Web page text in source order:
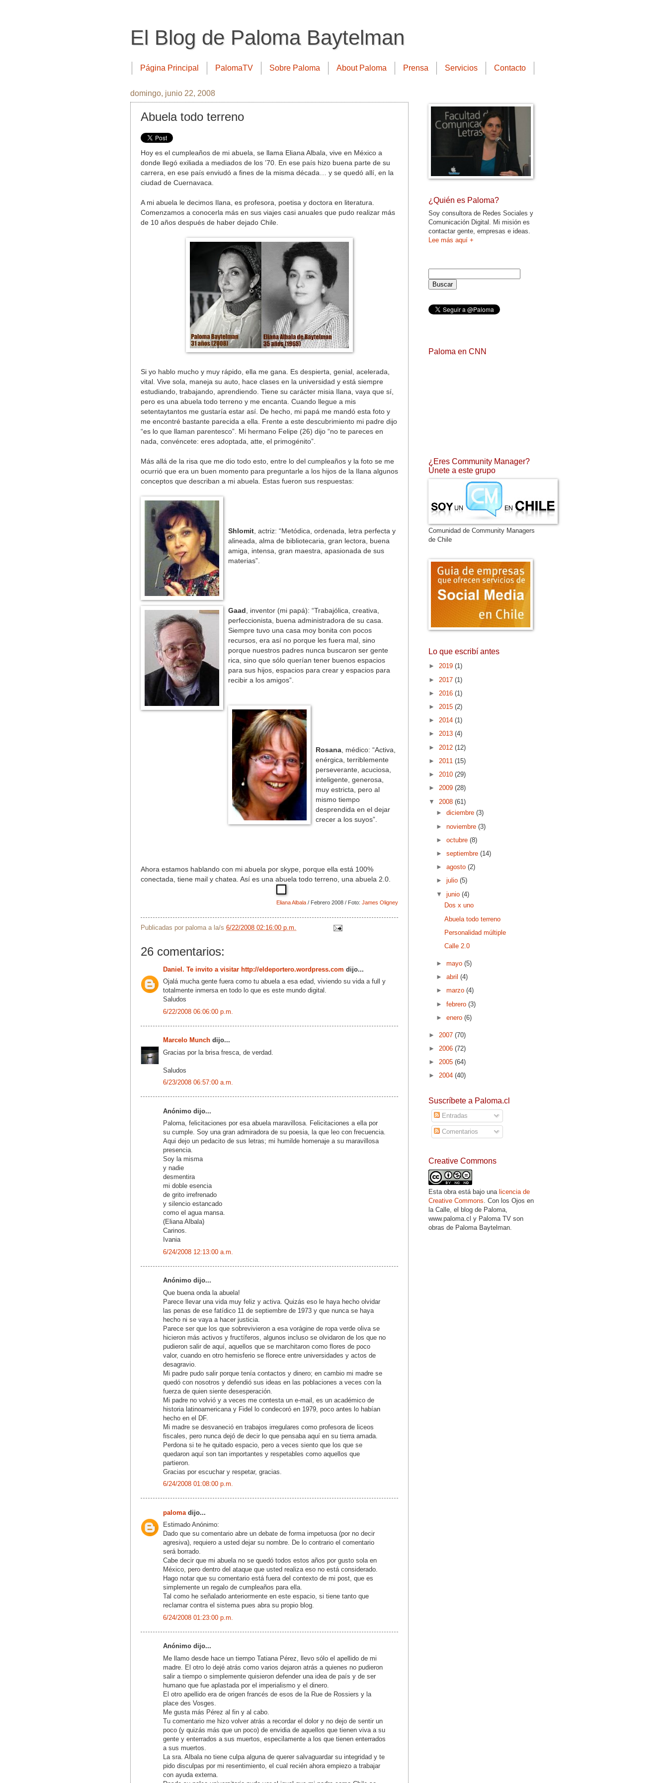
El Blog de Paloma Baytelman
Página Principal PalomaTV Sobre Paloma About Paloma Prensa Servicios Contacto
domingo, junio 22, 2008
Abuela todo terreno
Hoy es el cumpleaños de mi abuela, se llama Eliana Albala, vive en México a
donde llegó exiliada a mediados de los ’70. En ese país hizo buena parte de su
carrera, en ese país enviudó a fines de la misma década… y se quedó allí, en la
ciudad de Cuernavaca.
A mi abuela le decimos Ilana, es profesora, poetisa y doctora en literatura.
Comenzamos a conocerla más en sus viajes casi anuales que pudo realizar más
de 10 años después de haber dejado Chile.
Si yo hablo mucho y muy rápido, ella me gana. Es despierta, genial, acelerada,
vital. Vive sola, maneja su auto, hace clases en la universidad y está siempre
estudiando, trabajando, aprendiendo. Tiene su carácter misia Ilana, vaya que sí,
pero es una abuela todo terreno y me encanta. Cuando llegue a mis
setentaytantos me gustaría estar así. De hecho, mi papá me mandó esta foto y
me encontré bastante parecida a ella. Frente a este descubrimiento mi padre dijo
“es lo que llaman parentesco”. Mi hermano Felipe (26) dijo “no te pareces en
nada, convéncete: eres adoptada, atte, el primogénito”.
Más allá de la risa que me dio todo esto, entre lo del cumpleaños y la foto se me
ocurrió que era un buen momento para preguntarle a los hijos de la Ilana algunos
conceptos que describan a mi abuela. Estas fueron sus respuestas:
Shlomit , actriz: “Metódica, ordenada, letra perfecta y
alineada, alma de bibliotecaria, gran lectora, buena
amiga, intensa, gran maestra, apasionada de sus
materias”.
Gaad
, inventor (mi papá): “Trabajólica, creativa,
perfeccionista, buena administradora de su casa.
Siempre tuvo una casa moy bonita con pocos
recursos, era así no porque les fuera mal, sino
porque nuestros padres nunca buscaron ser gente
rica, sino que sólo querían tener buenos espacios
para sus hijos, espacios para crear y espacios para
recibir a los amigos”.
Rosana , médico: “Activa,
enérgica, terriblemente
perseverante, acuciosa,
inteligente, generosa,
muy estricta, pero al
mismo tiempo
desprendida en el dejar
crecer a los suyos”.
Ahora estamos hablando con mi abuela por skype, porque ella está 100%
conectada, tiene mail y chatea. Así es una abuela todo terreno, una abuela 2.0.
Eliana Albala / Febrero 2008 / Foto: James Oligney
Publicadas por paloma a la/s 6/22/2008 02:16:00 p.m.
26 comentarios:
Daniel. Te invito a visitar http://eldeportero.wordpress.com dijo...
Ojalá mucha gente fuera como tu abuela a esa edad, viviendo su vida a full y
totalmente inmersa en todo lo que es este mundo digital.
Saludos
6/22/2008 06:06:00 p.m.
Marcelo Munch dijo...
Gracias por la brisa fresca, de verdad.
Saludos
6/23/2008 06:57:00 a.m.
Anónimo dijo...
Paloma, felicitaciones por esa abuela maravillosa. Felicitaciones a ella por
su cumple. Soy una gran admiradora de su poesia, la que leo con frecuencia.
Aqui dejo un pedacito de sus letras; mi humilde homenaje a su maravillosa
presencia.
Soy la misma
y nadie
desmentira
mi doble esencia
de grito irrefrenado
y silencio estancado
como el agua mansa.
(Eliana Albala)
Carinos.
Ivania
6/24/2008 12:13:00 a.m.
Anónimo dijo...
Que buena onda la abuela!
Parece llevar una vida muy feliz y activa. Quizás eso le haya hecho olvidar
las penas de ese fatídico 11 de septiembre de 1973 y que nunca se haya
hecho ni se vaya a hacer justicia.
Parece ser que los que sobrevivieron a esa vorágine de ropa verde oliva se
hicieron más activos y fructíferos, algunos incluso se olvidaron de los que no
pudieron salir de aquí, aquellos que se marchitaron como flores de poco
valor, cuando en otro hemisferio se florece entre universidades y actos de
desagravio.
Mi padre pudo salir porque tenía contactos y dinero; en cambio mi madre se
quedó con nosotros y defendió sus ideas en las poblaciones a veces con la
fuerza de quien siente desesperación.
Mi padre no volvió y a veces me contesta un e-mail, es un académico de
historia latinoamericana y Fidel lo condecoró en 1979, poco antes lo habían
hecho en el DF.
Mi madre se desvaneció en trabajos irregulares como profesora de liceos
fiscales, pero nunca dejó de decir lo que pensaba aquí en su tierra amada.
Perdona si te he quitado espacio, pero a veces siento que los que se
quedaron aquí son tan importantes y respetables como aquellos que
partieron.
Gracias por escuchar y respetar, gracias.
6/24/2008 01:08:00 p.m.
paloma dijo...
Estimado Anónimo:
Dado que su comentario abre un debate de forma impetuosa (por no decir
agresiva), requiero a usted dejar su nombre. De lo contrario el comentario
será borrado.
Cabe decir que mi abuela no se quedó todos estos años por gusto sola en
México, pero dentro del ataque que usted realiza eso no está considerado.
Hago notar que su comentario está fuera del contexto de mi post, que es
simplemente un regalo de cumpleaños para ella.
Tal como he señalado anteriormente en este espacio, si tiene tanto que
reclamar contra el sistema pues abra su propio blog.
6/24/2008 01:23:00 p.m.
Anónimo dijo...
Me llamo desde hace un tiempo Tatiana Pérez, llevo sólo el apellido de mi
madre. El otro lo dejé atrás como varios dejaron atrás a quienes no pudieron
salir a tiempo o simplemente quisieron defender una idea de país y de ser
humano que fue aplastada por el imperialismo y el dinero.
El otro apellido era de origen francés de esos de la Rue de Rossiers y la
place des Vosges.
Me gusta más Pérez al fin y al cabo.
Tu comentario me hizo volver atrás a recordar el dolor y no dejo de sentir un
poco (y quizás más que un poco) de envidia de aquellos que tienen viva a su
gente y enterrados a sus muertos, especilamente a los que tienen enterrados
a sus muertos.
La sra. Albala no tiene culpa alguna de querer salvaguardar su integridad y te
pido disculpas por mi resentimiento, el cual recién ahora empiezo a trabajar
con ayuda externa.
¿Quién es Paloma?
Soy consultora de Redes Sociales y
Comunicación Digital. Mi misión es
contactar gente, empresas e ideas.
Lee más aquí +
Paloma en CNN
¿Eres Community Manager?
Únete a este grupo
Comunidad de Community Managers
de Chile
Lo que escribí antes
► 2019 (1)
► 2017 (1)
► 2016 (1)
► 2015 (2)
► 2014 (1)
► 2013 (4)
► 2012 (12)
► 2011 (15)
► 2010 (29)
► 2009 (28)
▼ 2008 (61)
►diciembre(3)
►noviembre(3)
►octubre(8)
►septiembre(14)
►agosto(2)
►julio(5)
▼junio(4)
Dos x uno
Abuela todo terreno
Personalidad múltiple
Calle 2.0
►mayo(5)
►abril(4)
►marzo(4)
►febrero(3)
►enero(6)
► 2007 (70)
► 2006 (72)
► 2005 (64)
► 2004 (40)
Suscríbete a Paloma.cl
Entradas
Comentarios
Creative Commons
Esta obra está bajo una licencia de
Creative Commons . Con los Ojos en
la Calle, el blog de Paloma,
www.paloma.cl y Paloma TV son
obras de Paloma Baytelman.